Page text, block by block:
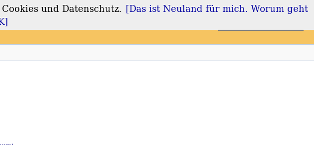
Login Registrieren
und Datenschutz. [Das ist Neuland für mich. Worum geht